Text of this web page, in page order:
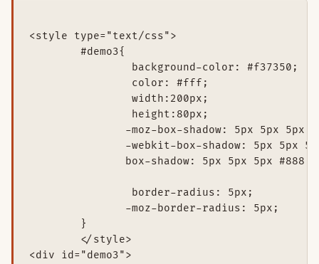
<style type="text/css">
	#demo3{
		width:200px;
-moz-box-shadow: 5px 5px 5px
-webkit-box-shadow: 5px 5px
               box-shadow: 5px 5px 5px #888;
                border-radius: 5px;
               -moz-border-radius: 5px;
<div id="demo3">